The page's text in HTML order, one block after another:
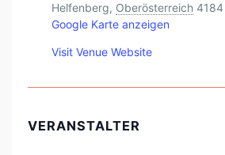
Helfenberg, Oberösterreich 4184
Google Karte anzeigen
Visit Venue Website
VERANSTALTER